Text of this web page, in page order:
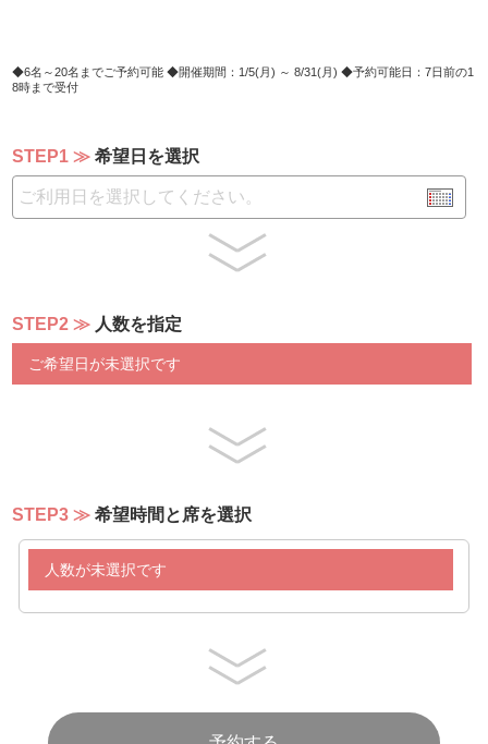
※季節によりメニューが変わります
6名～20名までご予約可能 開催期間：1/5(月) ～ 8/31(月)
予約可能日：7日前の1
8時まで受付
STEP1 希望日を選択
STEP2 人数を指定
ご希望日が未選択です
STEP3 希望時間と席を選択
人数が未選択です